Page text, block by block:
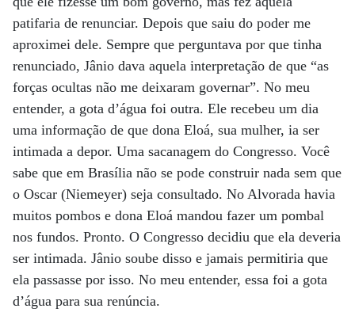
patifaria de renunciar. Depois que saiu do poder me
aproximei dele. Sempre que perguntava por que tinha
renunciado, Jânio dava aquela interpretação de que “as
forças ocultas não me deixaram governar”. No meu
entender, a gota d’água foi outra. Ele recebeu um dia
uma informação de que dona Eloá, sua mulher, ia ser
intimada a depor. Uma sacanagem do Congresso. Você
sabe que em Brasília não se pode construir nada sem que
o Oscar (Niemeyer) seja consultado. No Alvorada havia
muitos pombos e dona Eloá mandou fazer um pombal
nos fundos. Pronto. O Congresso decidiu que ela deveria
ser intimada. Jânio soube disso e jamais permitiria que
ela passasse por isso. No meu entender, essa foi a gota
d’água para sua renúncia.